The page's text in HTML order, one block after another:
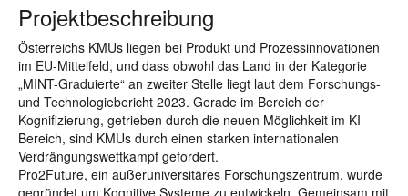
Projektbeschreibung
Österreichs KMUs liegen bei Produkt und Prozessinnovationen
im EU-Mittelfeld, und dass obwohl das Land in der Kategorie
„MINT-Graduierte“ an zweiter Stelle liegt laut dem Forschungs-
und Technologiebericht 2023. Gerade im Bereich der
Kognifizierung, getrieben durch die neuen Möglichkeit im KI-
Bereich, sind KMUs durch einen starken internationalen
Verdrängungswettkampf gefordert.
Pro2Future, ein außeruniversitäres Forschungszentrum, wurde
gegründet um Kognitive Systeme zu entwickeln. Gemeinsam mit